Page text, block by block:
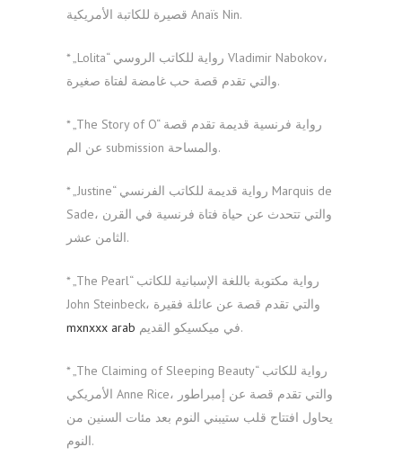
قصيرة للكاتبة الأمريكية Anaïs Nin.
* „Lolita“ رواية للكاتب الروسي Vladimir Nabokov،
والتي تقدم قصة حب غامضة لفتاة صغيرة.
* „The Story of O“ رواية فرنسية قديمة تقدم قصة
عن الم submission والمساحة.
* „Justine“ رواية قديمة للكاتب الفرنسي Marquis de
Sade، والتي تتحدث عن حياة فتاة فرنسية في القرن
الثامن عشر.
* „The Pearl“ رواية مكتوبة باللغة الإسبانية للكاتب
John Steinbeck، والتي تقدم قصة عن عائلة فقيرة
mxnxxx arab
في ميكسيكو القديم.
* „The Claiming of Sleeping Beauty“ رواية للكاتب
الأمريكي Anne Rice، والتي تقدم قصة عن إمبراطور
يحاول افتتاح قلب ستيبني النوم بعد مئات السنين من
النوم.